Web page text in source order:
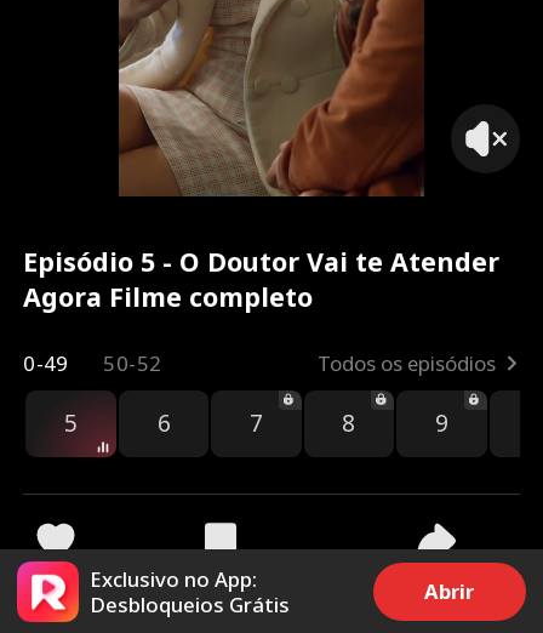
Todo o mundo é gostoso com
uma máscara.
Episódio 5 - O Doutor Vai te Atender
Agora Filme completo
0-49 50-52 Todos os episódios
5 6 7 8 9
3.2k 54k Compartilhar
Exclusivo no App:
Desbloqueios Grátis
Abrir